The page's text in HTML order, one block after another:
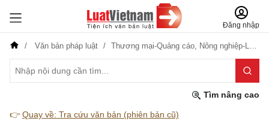
Đăng nhập
Văn bản pháp luật Thương mại-Quảng cáo, Nông nghiệp-Lâm nghiệp
Tìm nâng cao
👉 Quay về: Tra cứu văn bản (phiên bản cũ)